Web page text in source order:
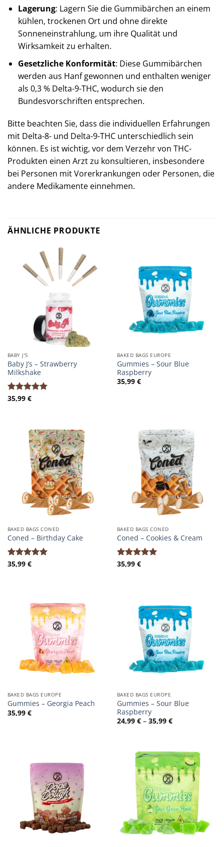
Lagerung: Lagern Sie die Gummibärchen an einem
kühlen, trockenen Ort und ohne direkte
Sonneneinstrahlung, um ihre Qualität und
Wirksamkeit zu erhalten.​
Gesetzliche Konformität: Diese Gummibärchen
werden aus Hanf gewonnen und enthalten weniger
als 0,3 % Delta-9-THC, wodurch sie den
Bundesvorschriften entsprechen.
Bitte beachten Sie, dass die individuellen Erfahrungen
mit Delta-8- und Delta-9-THC unterschiedlich sein
können. Es ist wichtig, vor dem Verzehr von THC-
Produkten einen Arzt zu konsultieren, insbesondere
bei Personen mit Vorerkrankungen oder Personen, die
andere Medikamente einnehmen.​
ÄHNLICHE PRODUKTE
BABY J'S
Baby J’s – Strawberry
Milkshake
Bewertet
35,99 €
BAKED BAGS EUROPE
Gummies – Sour Blue
Raspberry
35,99 €
BAKED BAGS CONED
Coned – Birthday Cake
Bewertet
35,99 €
BAKED BAGS CONED
Coned – Cookies & Cream
Bewertet
35,99 €
BAKED BAGS EUROPE
Gummies – Georgia Peach
35,99 €
BAKED BAGS EUROPE
Gummies – Sour Blue
Raspberry
24,99 € – 35,99 €Preisspanne:
24,99 €